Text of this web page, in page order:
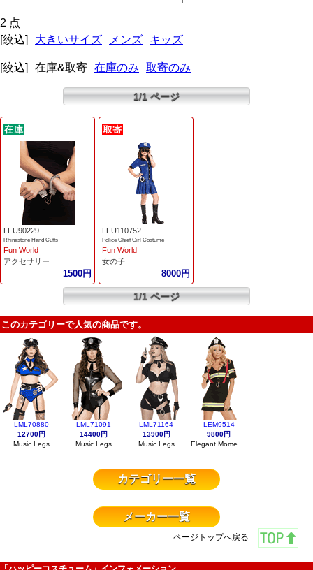
2 点
[絞込]
大きいサイズ メンズ キッズ
[絞込] 在庫&取寄 在庫のみ 取寄のみ
1/1 ページ
LFU90229
Rhinestone Hand Cuffs
Fun World
アクセサリー
1500円
LFU110752
Police Chief Girl Costume
Fun World
女の子
8000円
1/1 ページ
このカテゴリーで人気の商品です。
LML70880
12700円
Music Legs
LML71091
14400円
Music Legs
LML71164
13900円
Music Legs
LEM9514
9800円
カテゴリー一覧
メーカー一覧
ページトップへ戻る